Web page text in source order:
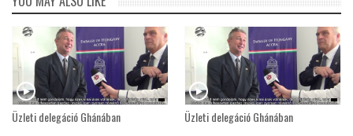
LATIMO.HU
GLOBOBOOK
Üzleti delegáció Ghánában Üzleti delegáció Ghánában